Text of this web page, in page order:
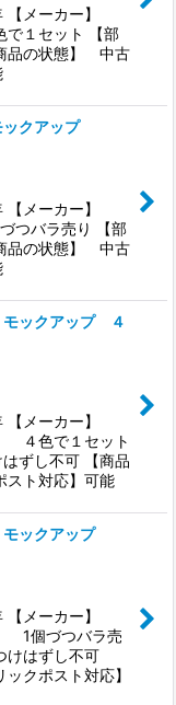
【メーカー】
１セット 【部
の状態】 中古
クアップ
【メーカー】
つバラ売り 【部
の状態】 中古
ックアップ ４
【メーカー】
４色で１セット
ずし不可 【商品
ト対応】可能
ックアップ
【メーカー】
1個づつバラ売
はずし不可
クポスト対応】